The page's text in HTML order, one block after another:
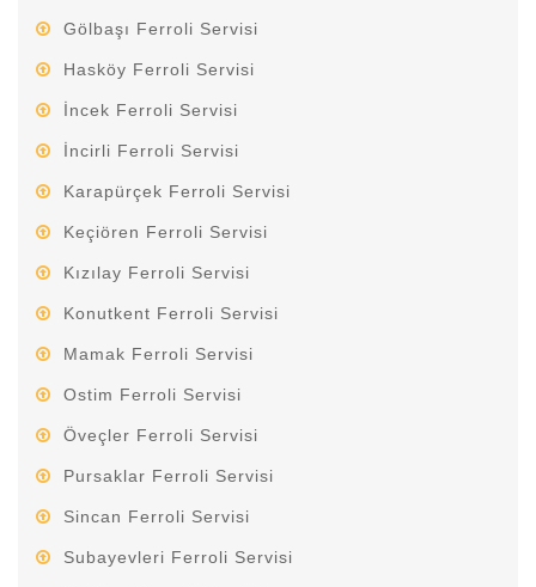
Gölbaşı Ferroli Servisi
Hasköy Ferroli Servisi
İncek Ferroli Servisi
İncirli Ferroli Servisi
Karapürçek Ferroli Servisi
Keçiören Ferroli Servisi
Kızılay Ferroli Servisi
Konutkent Ferroli Servisi
Mamak Ferroli Servisi
Ostim Ferroli Servisi
Öveçler Ferroli Servisi
Pursaklar Ferroli Servisi
Sincan Ferroli Servisi
Subayevleri Ferroli Servisi